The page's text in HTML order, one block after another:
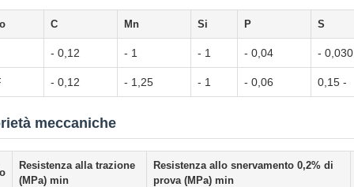
C Mn Si P S
- 0,12 - 1 - 1 - 0,04 - 0,030
- 0,12 - 1,25 - 1 - 0,06 0,15 -
meccaniche
Resistenza alla trazione
(MPa) min
Resistenza allo snervamento 0,2% di
prova (MPa) min